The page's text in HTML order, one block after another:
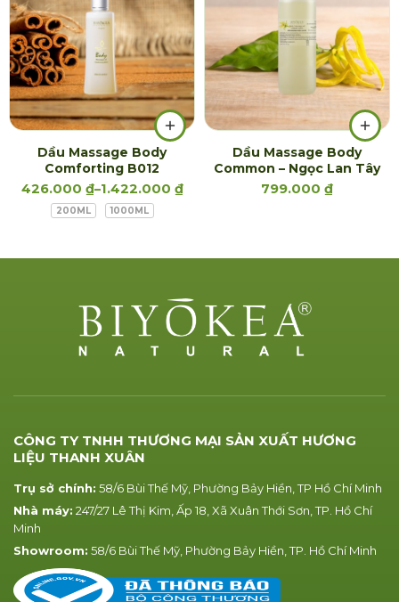
Dầu Massage Body
Comforting B012
426.000 ₫–1.422.000 ₫
200ML 1000ML
Dầu Massage Body
Common – Ngọc Lan Tây
799.000 ₫
CÔNG TY TNHH THƯƠNG MẠI SẢN XUẤT HƯƠNG
LIỆU THANH XUÂN
Trụ sở chính: 58/6 Bùi Thế Mỹ, Phường Bảy Hiền, TP Hồ Chí Minh
Nhà máy: 247/27 Lê Thị Kim, Ấp 18, Xã Xuân Thới Sơn, TP. Hồ Chí
Minh
Showroom: 58/6 Bùi Thế Mỹ, Phường Bảy Hiền, TP. Hồ Chí Minh